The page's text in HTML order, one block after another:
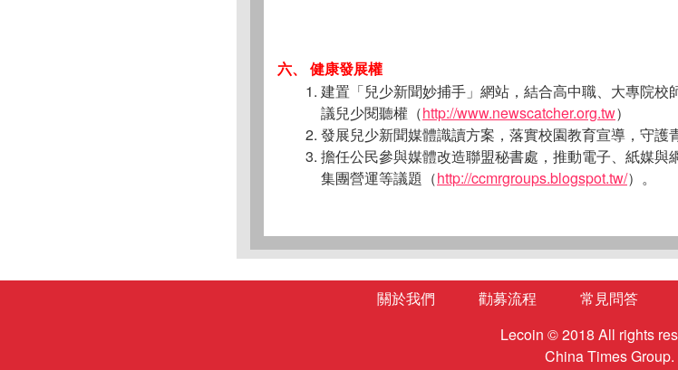
六、 健康發展權
建置「兒少新聞妙捕手」網站，結合高中職、大專院校
議兒少閱聽權（http://www.newscatcher.org.tw）
發展兒少新聞媒體識讀方案，落實校園教育宣導，守護
擔任公民參與媒體改造聯盟秘書處，推動電子、紙媒
集團營運等議題（http://ccmrgroups.blogspot.tw/） 。
關於我們 勸募流程 常見問答
Lecoin © 2018 All rights
China Times Group.